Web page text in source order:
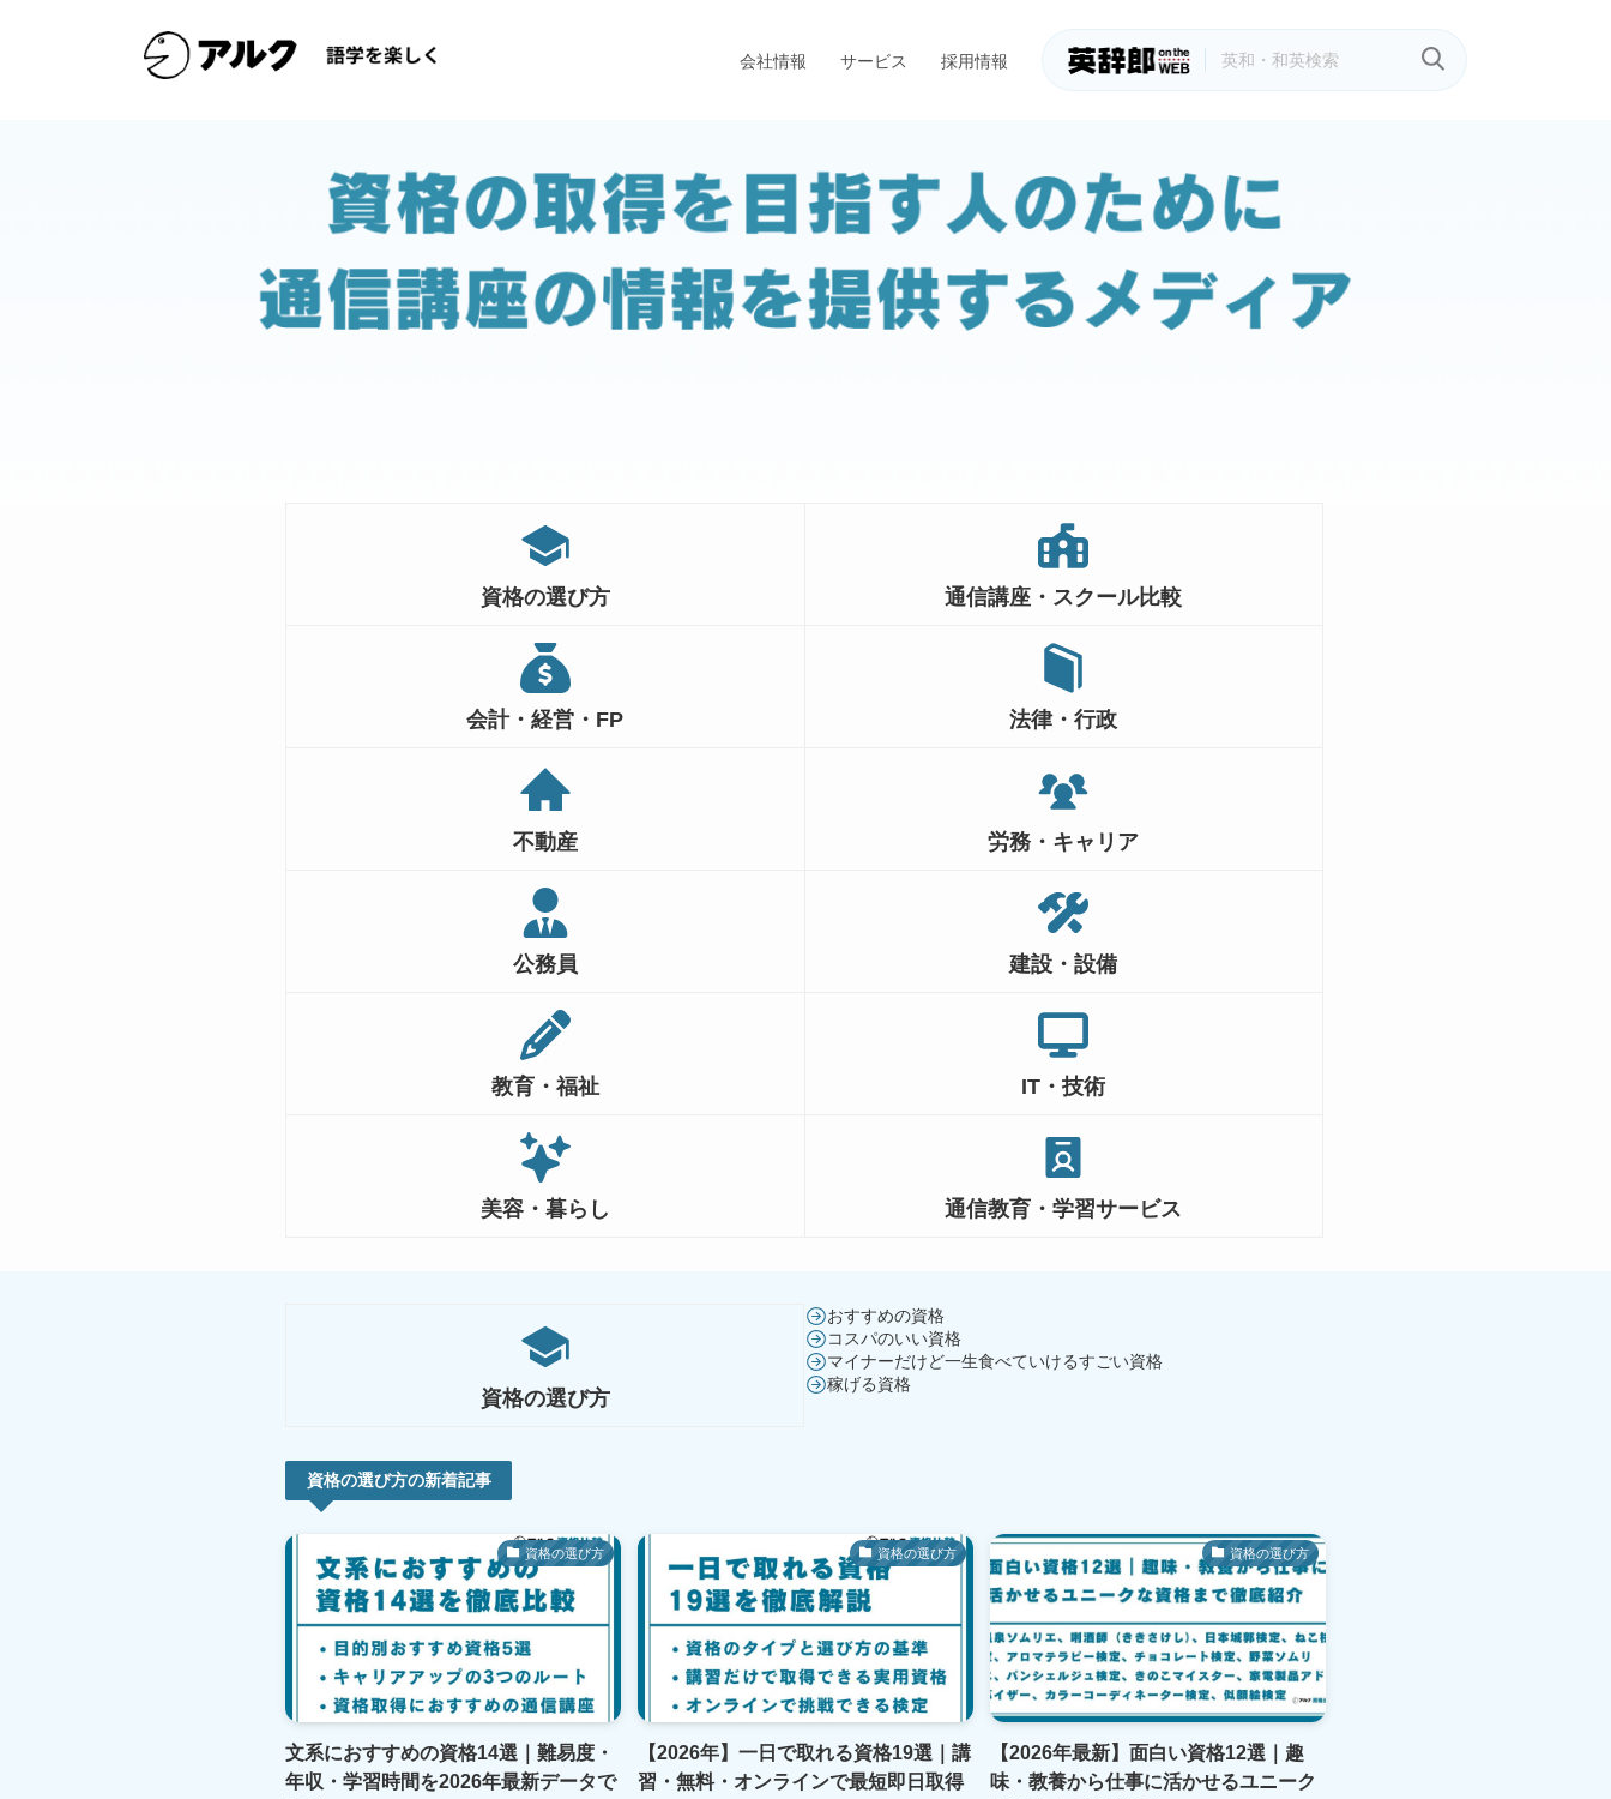
会社情報 サービス 採用情報
資格の選び方 通信講座・スクール比較
会計・経営・FP 法律・行政
不動産 労務・キャリア
公務員 建設・設備
教育・福祉 IT・技術
美容・暮らし 通信教育・学習サービス
資格の選び方
おすすめの資格
コスパのいい資格
マイナーだけど一生食べていけるすごい資格
稼げる資格
資格の選び方の新着記事
資格の選び方
文系におすすめの資格14選｜難易度・
年収・学習時間を2026年最新データで
資格の選び方
【2026年】一日で取れる資格19選｜講
習・無料・オンラインで最短即日取得
資格の選び方
【2026年最新】面白い資格12選｜趣
味・教養から仕事に活かせるユニーク